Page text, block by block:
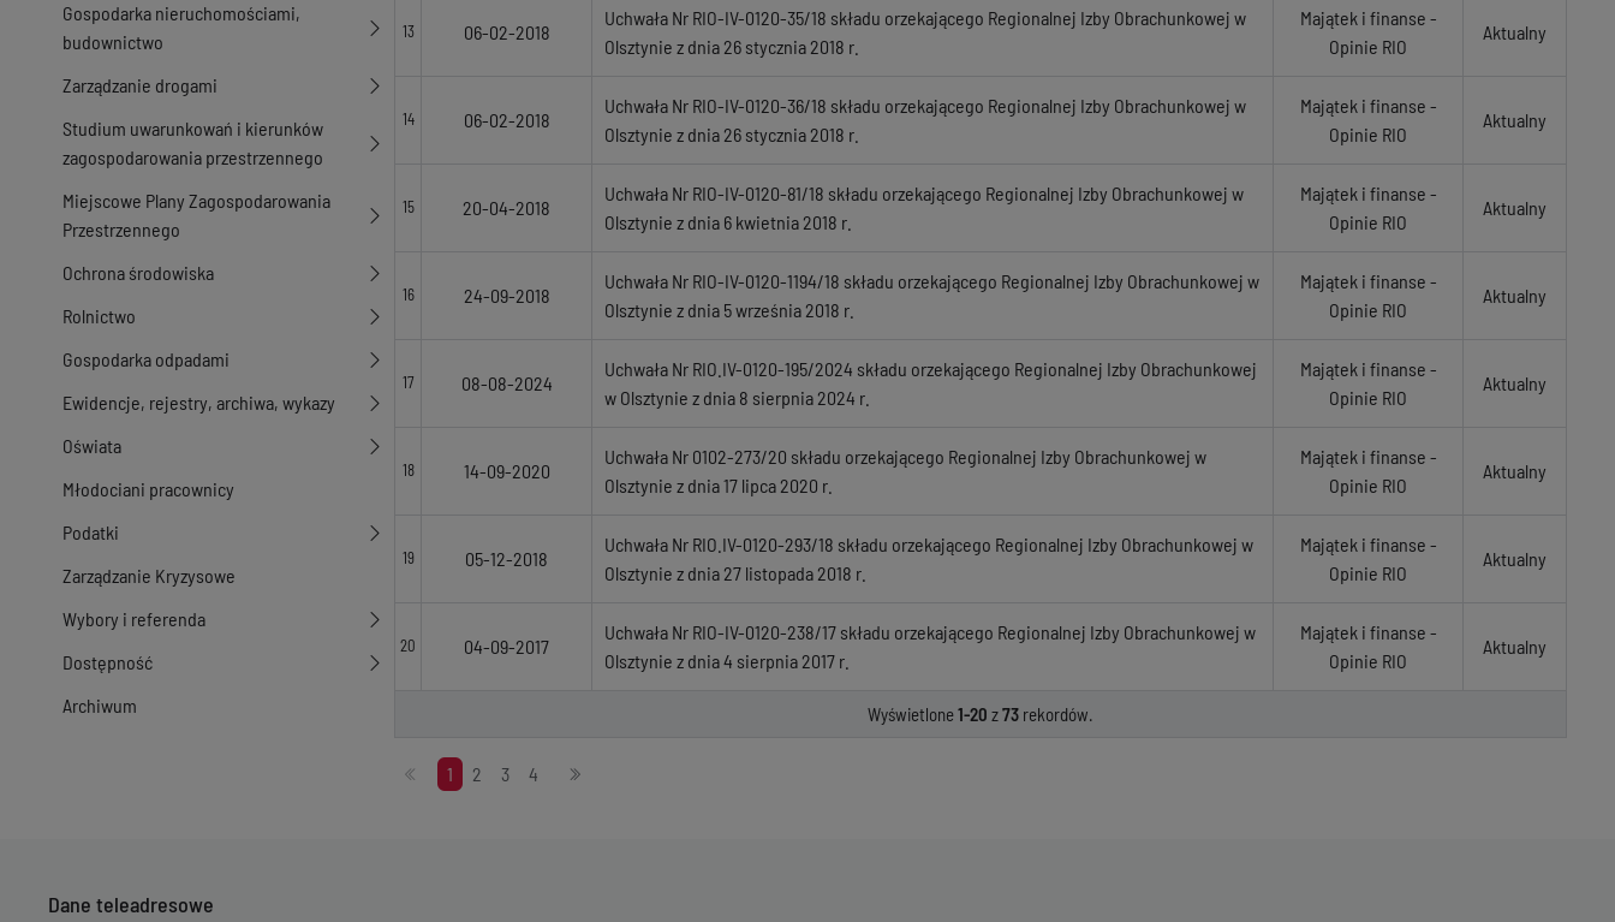
Gospodarka nieruchomościami,
budownictwo
Zarządzanie drogami
Studium uwarunkowań i kierunków
zagospodarowania przestrzennego
Miejscowe Plany Zagospodarowania
Przestrzennego
Ochrona środowiska
Rolnictwo
Gospodarka odpadami
Ewidencje, rejestry, archiwa, wykazy
Oświata
Młodociani pracownicy
Podatki
Zarządzanie Kryzysowe
Wybory i referenda
Dostępność
Archiwum
13 06-02-2018
Uchwała Nr RIO-IV-0120-35/18 składu orzekającego Regionalnej Izby Obrachunkowej w
Olsztynie z dnia 26 stycznia 2018 r.
Majątek i finanse -
Opinie RIO
Aktualny
14 06-02-2018
Uchwała Nr RIO-IV-0120-36/18 składu orzekającego Regionalnej Izby Obrachunkowej w
Olsztynie z dnia 26 stycznia 2018 r.
Majątek i finanse -
Opinie RIO
Aktualny
15 20-04-2018
Uchwała Nr RIO-IV-0120-81/18 składu orzekającego Regionalnej Izby Obrachunkowej w
Olsztynie z dnia 6 kwietnia 2018 r.
Majątek i finanse -
Opinie RIO
Aktualny
16 24-09-2018
Uchwała Nr RIO-IV-0120-1194/18 składu orzekającego Regionalnej Izby Obrachunkowej w
Olsztynie z dnia 5 września 2018 r.
Majątek i finanse -
Opinie RIO
Aktualny
17 08-08-2024
Uchwała Nr RIO.IV-0120-195/2024 składu orzekającego Regionalnej Izby Obrachunkowej
w Olsztynie z dnia 8 sierpnia 2024 r.
Majątek i finanse -
Opinie RIO
Aktualny
18 14-09-2020
Uchwała Nr 0102-273/20 składu orzekającego Regionalnej Izby Obrachunkowej w
Olsztynie z dnia 17 lipca 2020 r.
Majątek i finanse -
Opinie RIO
Aktualny
19 05-12-2018
Uchwała Nr RIO.IV-0120-293/18 składu orzekającego Regionalnej Izby Obrachunkowej w
Olsztynie z dnia 27 listopada 2018 r.
Majątek i finanse -
Opinie RIO
Aktualny
20 04-09-2017
Uchwała Nr RIO-IV-0120-238/17 składu orzekającego Regionalnej Izby Obrachunkowej w
Olsztynie z dnia 4 sierpnia 2017 r.
Majątek i finanse -
Opinie RIO
Aktualny
Wyświetlone1-20 z73 rekordów.
Stronicowanie
1 2 3 4
Dane teleadresowe